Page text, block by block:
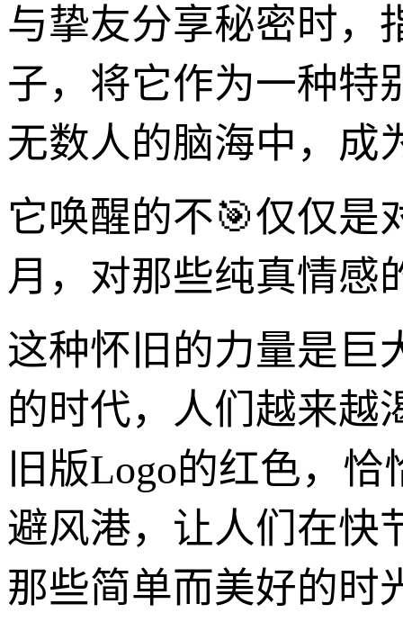
与挚友分享秘密时，
子，将它作为一种特
无数人的脑海中，成
它唤醒的不🎯仅仅是
月，对那些纯真情感
这种怀旧的力量是巨
的时代，人们越来越
旧版Logo的红色，
避风港，让人们在快
那些简单而美好的时